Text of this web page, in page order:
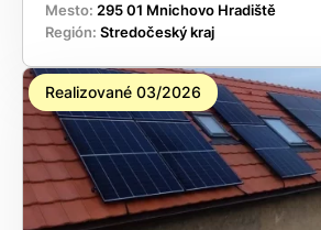
Mesto: 295 01 Mnichovo Hradiště
Región: Stredočeský kraj
Realizované 03/2026